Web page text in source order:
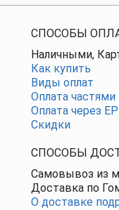
СПОСОБЫ
Наличными,
Как купить
Виды оплат
Оплата частями
Оплата через
Скидки
СПОСОБЫ
Самовывоз из
Доставка по
О доставке